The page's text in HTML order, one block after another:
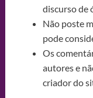
discurso de
Não poste
pode
Os
autores e
criador do